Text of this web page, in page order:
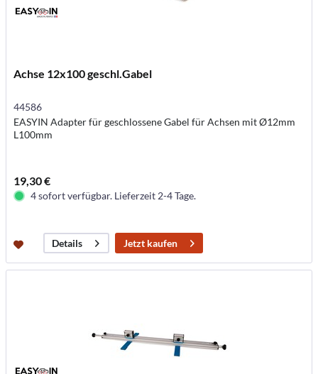
Achse 12x100 geschl.Gabel
44586
EASYIN Adapter für geschlossene Gabel für Achsen mit Ø12mm
L100mm
19,30 €
4 sofort verfügbar. Lieferzeit 2-4 Tage.
Details Jetzt kaufen